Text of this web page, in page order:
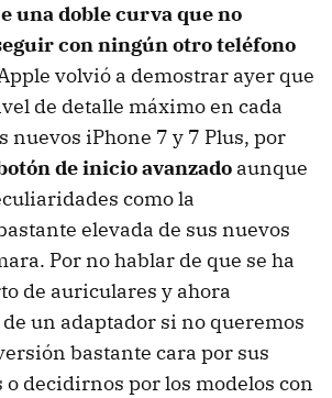
una doble curva que no
con ningún otro teléfono
volvió a demostrar ayer que
de detalle máximo en cada
nuevos iPhone 7 y 7 Plus, por
de inicio avanzado aunque
como la
elevada de sus nuevos
Por no hablar de que se ha
de auriculares y ahora
un adaptador si no queremos
bastante cara por sus
o decidirnos por los modelos con